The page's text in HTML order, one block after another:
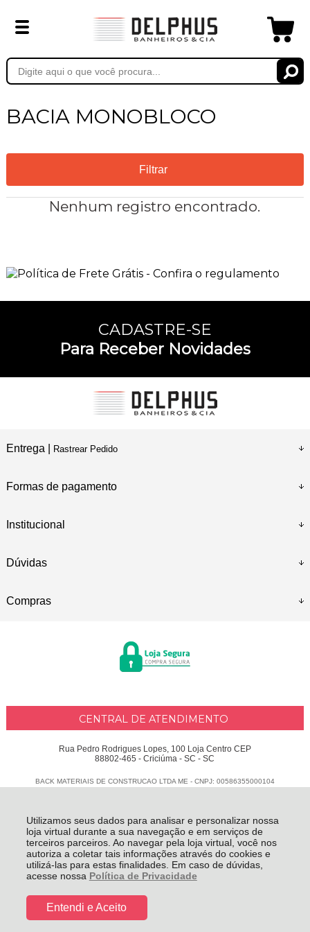
Utilizamos seus dados para analisar e personalizar nossa
loja virtual durante a sua navegação e em serviços de
terceiros parceiros. Ao navegar pela loja virtual, você nos
autoriza a coletar tais informações através do cookies e
utilizá-las para estas finalidades. Em caso de dúvidas,
acesse nossa Política de Privacidade
Entendi e Aceito
BACIA MONOBLOCO
Filtrar
Nenhum registro encontrado.
CADASTRE-SE
Para Receber Novidades
Entrega | Rastrear Pedido
Formas de pagamento
Institucional
Dúvidas
Compras
CENTRAL DE ATENDIMENTO
Rua Pedro Rodrigues Lopes, 100 Loja Centro CEP
88802-465 - Criciúma - SC - SC
BACK MATERIAIS DE CONSTRUCAO LTDA ME - CNPJ: 00586355000104